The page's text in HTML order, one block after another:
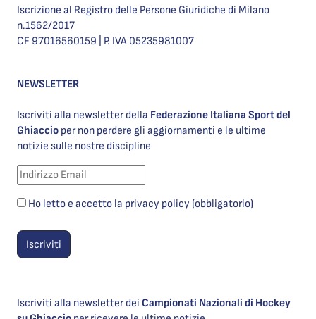
Iscrizione al Registro delle Persone Giuridiche di Milano
n.1562/2017
CF 97016560159 | P. IVA 05235981007
NEWSLETTER
Iscriviti alla newsletter della Federazione Italiana Sport del
Ghiaccio per non perdere gli aggiornamenti e le ultime
notizie sulle nostre discipline
Ho letto e accetto la privacy policy (obbligatorio)
Iscriviti alla newsletter dei Campionati Nazionali di Hockey